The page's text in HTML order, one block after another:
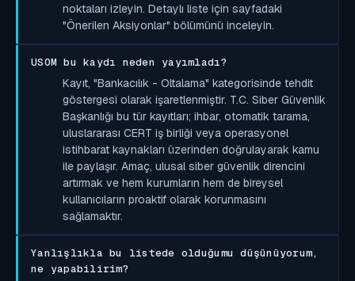
noktaları izleyin. Detaylı liste için sayfadaki
"Önerilen Aksiyonlar" bölümünü inceleyin.
USOM bu kaydı neden yayımladı?
Kayıt, "Bankacılık - Oltalama" kategorisinde tehdit
göstergesi olarak işaretlenmiştir. T.C. Siber Güvenlik
Başkanlığı bu tür kayıtları; ihbar, otomatik tarama,
uluslararası CERT iş birliği veya operasyonel
istihbarat kaynakları üzerinden doğrulayarak kamu
ile paylaşır. Amaç, ulusal siber güvenlik direncini
artırmak ve hem kurumların hem de bireysel
kullanıcıların proaktif olarak korunmasını
sağlamaktır.
Yanlışlıkla bu listede olduğumu düşünüyorum,
ne yapabilirim?